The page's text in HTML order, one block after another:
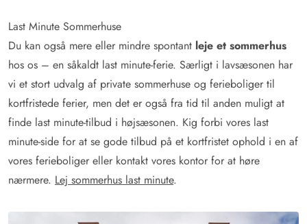
Last Minute Sommerhuse
Du kan også mere eller mindre spontant leje et sommerhus
hos os – en såkaldt last minute-ferie. Særligt i lavsæsonen har
vi et stort udvalg af private sommerhuse og ferieboliger til
kortfristede ferier, men det er også fra tid til anden muligt at
finde last minute-tilbud i højsæsonen. Kig forbi vores last
minute-side for at se gode tilbud på et kortfristet ophold i en af
vores ferieboliger eller kontakt vores kontor for at høre
nærmere. Lej sommerhus last minute.